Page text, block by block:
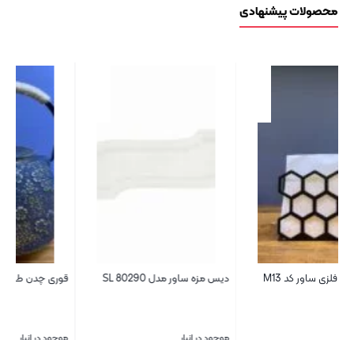
محصولات پیشنهادی
دیس مزه ساور مدل SL 80290 قوری چدن طرح دار ساور کد 323